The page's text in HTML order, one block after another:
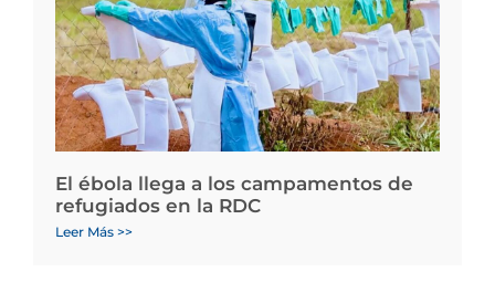
El ébola llega a los campamentos de
refugiados en la RDC
Leer Más >>